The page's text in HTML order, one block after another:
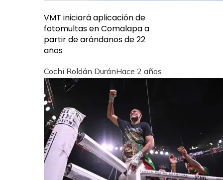
VMT iniciará aplicación de
fotomultas en Comalapa a
partir de arándanos de 22
años
Cochi Roldán DuránHace 2 años